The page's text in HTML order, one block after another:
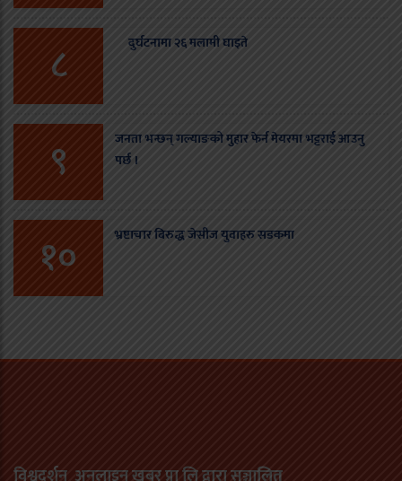
८ दुर्घटनामा २६ मलामी घाइते
९
जनता भन्छन् गल्याङको मुहार फेर्न मेयरमा भट्टराई आउनु
पर्छ ।
१० भ्रष्टाचार बिरुद्ध जेसीज युवाहरु सडकमा